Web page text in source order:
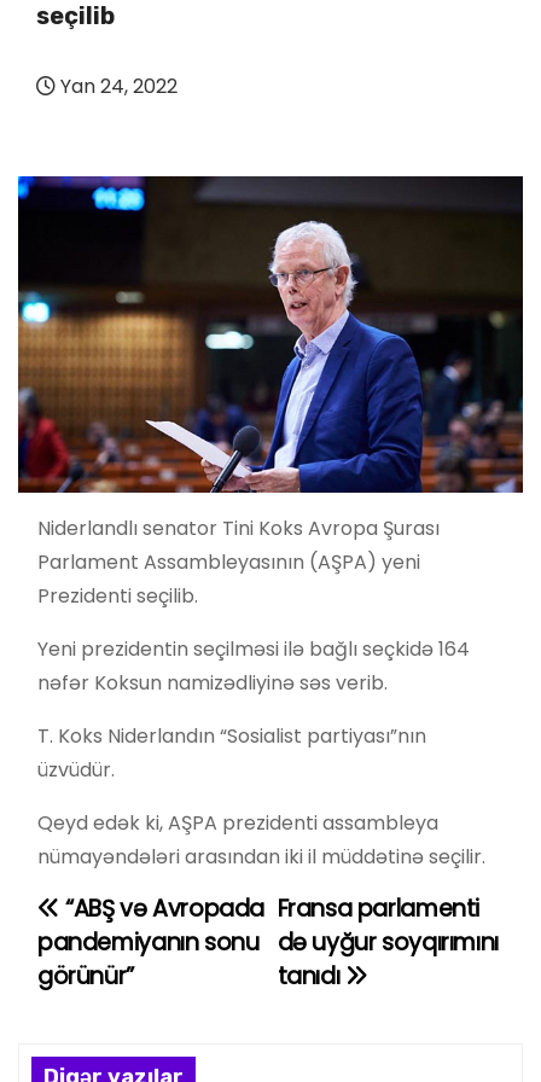
seçilib
Yan 24, 2022
Niderlandlı senator Tini Koks Avropa Şurası
Parlament Assambleyasının (AŞPA) yeni
Prezidenti seçilib.
Yeni prezidentin seçilməsi ilə bağlı seçkidə 164
nəfər Koksun namizədliyinə səs verib.
T. Koks Niderlandın “Sosialist partiyası”nın
üzvüdür.
Qeyd edək ki, AŞPA prezidenti assambleya
nümayəndələri arasından iki il müddətinə seçilir.
Y
a
ı
Fransa parlamenti
də uyğur soyqırımını
tanıdı
“ABŞ və Avropada
pandemiyanın sonu
görünür”